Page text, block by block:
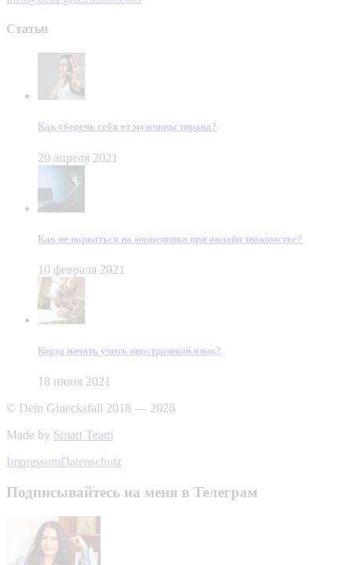
Статьи
Как уберечь себя от мужчины тирана?
20 апреля 2021
Как не нарваться на мошенника при онлайн знакомстве?
10 февраля 2021
Когда начать учить иностранный язык?
18 июня 2021
© Dein Gluecksfall 2018 — 2026
Made by Smart Team
ImpressumDatenschutz
Подписывайтесь на меня в Телеграм